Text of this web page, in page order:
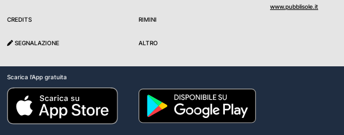
CREDITS
SEGNALAZIONE
RIMINI
ALTRO
www.pubblisole.it
Scarica l'App gratuita